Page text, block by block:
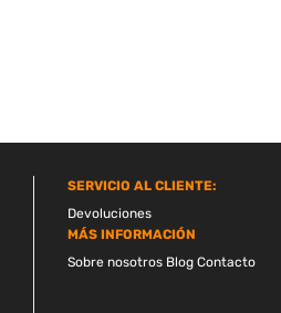
SERVICIO AL CLIENTE:
Devoluciones
MÁS INFORMACIÓN
Sobre nosotros Blog Contacto